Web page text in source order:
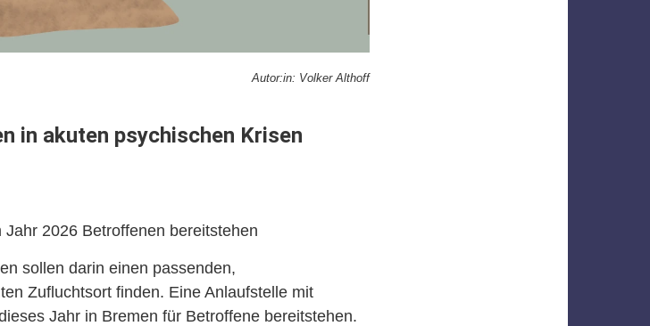
Autor:in: Volker Althoff
in akuten psychischen Krisen
2026 Betroffenen bereitstehen
sollen darin einen passenden,
Zufluchtsort finden. Eine Anlaufstelle mit
Jahr in Bremen für Betroffene bereitstehen.